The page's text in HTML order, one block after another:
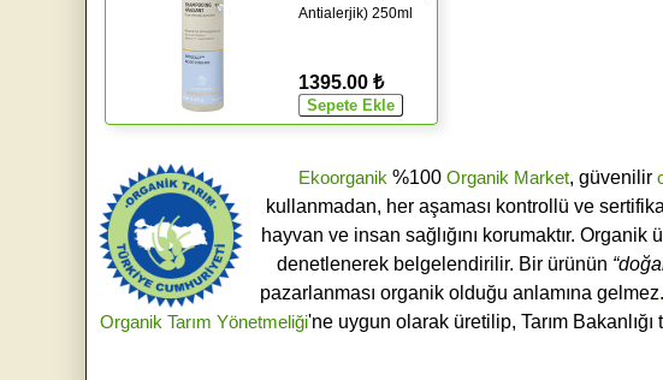
Antialerjik) 250ml
1395.00 ₺
Ekoorganik %100 Organik Market, güvenilir
kullanmadan, her aşaması kontrollü ve
hayvan ve insan sağlığını korumaktır. Organik
denetlenerek belgelendirilir. Bir ürünün
pazarlanması organik olduğu anlamına gelmez.
Organik Tarım Yönetmeliği'ne uygun olarak üretilip, Tarım